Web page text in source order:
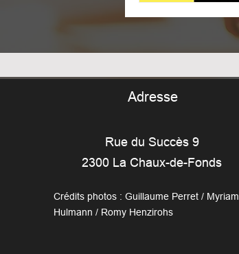
Adresse
Rue du Succès 9
2300 La Chaux-de-Fonds
Crédits photos : Guillaume Perret / Myriam
Hulmann / Romy Henzirohs